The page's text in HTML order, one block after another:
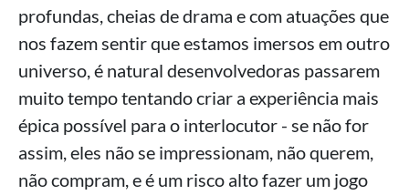
profundas, cheias de drama e com atuações que
nos fazem sentir que estamos imersos em outro
universo, é natural desenvolvedoras passarem
muito tempo tentando criar a experiência mais
épica possível para o interlocutor - se não for
assim, eles não se impressionam, não querem,
não compram, e é um risco alto fazer um jogo